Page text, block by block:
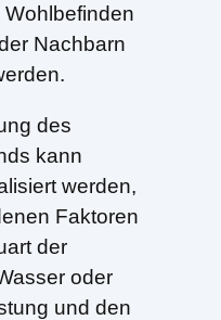
Nachbarn
des
kann
werden,
Faktoren
der
oder
und den